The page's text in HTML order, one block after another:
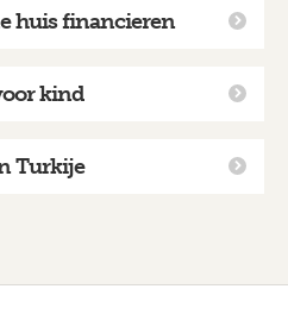
huis financieren
kind
Turkije